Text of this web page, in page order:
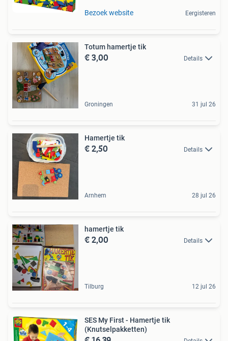
Bezoek website Eergisteren
Totum hamertje tik
€ 3,00 Details
Groningen 31 jul 26
Hamertje tik
€ 2,50 Details
Arnhem 28 jul 26
hamertje tik
€ 2,00 Details
Tilburg 12 jul 26
SES My First - Hamertje tik
(Knutselpakketten)